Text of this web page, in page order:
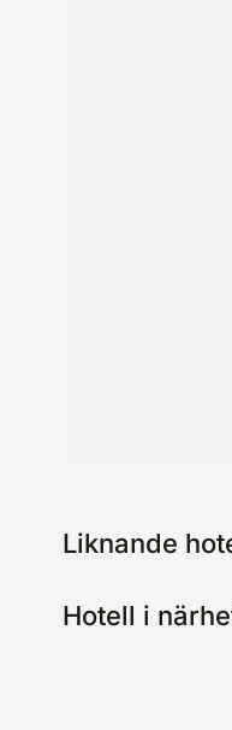
Liknande
Hotell i